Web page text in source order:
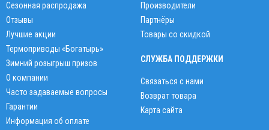
Сезонная распродажа
Отзывы
Лучшие акции
Термоприводы «Богатырь»
Зимний розыгрыш призов
О компании
Часто задаваемые вопросы
Гарантии
Информация об оплате
Производители
Партнёры
Товары со скидкой
СЛУЖБА ПОДДЕРЖКИ
Связаться с нами
Возврат товара
Карта сайта